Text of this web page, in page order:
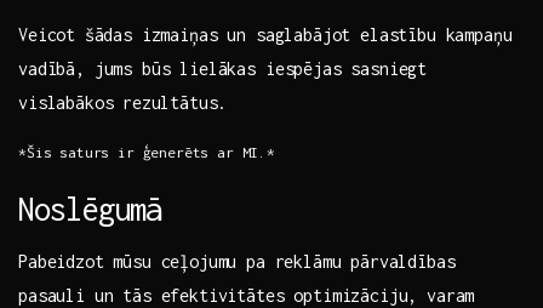
Veicot⁢ šādas izmaiņas un saglabājot elastību kampaņu‍
vadībā, jums būs lielākas ​iespējas sasniegt
vislabākos⁣ rezultātus.
*Šis saturs ir ģenerēts ar⁤ MI.*
Noslēgumā
Pabeidzot mūsu ceļojumu⁢ pa reklāmu pārvaldības
pasauli un tās efektivitātes optimizāciju, varam